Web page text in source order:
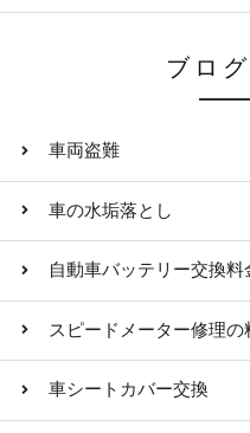
ブロ
車両盗難
車の水垢落とし
自動車バッテリー交換料
スピードメーター修理の
車シートカバー交換